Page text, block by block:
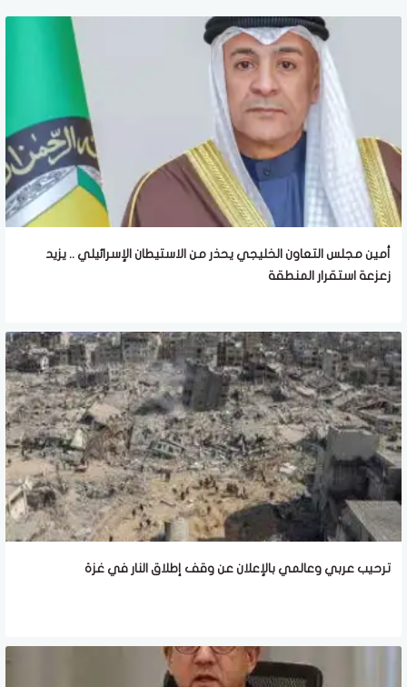
أمين مجلس التعاون الخليجي يحذر من الاستيطان الإسرائيلي .. يزيد
زعزعة استقرار المنطقة
ترحيب عربي وعالمي بالإعلان عن وقف إطلاق النار في غزة